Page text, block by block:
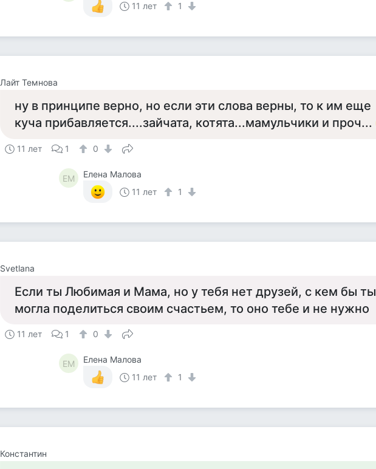
11 лет
1
Лайт Темнова
ну в принципе верно, но если эти слова верны, то к им еще
куча прибавляется....зайчата, котята...мамульчики и проч...
11 лет 1 0
ЕМ
Елена Малова
11 лет
1
Svetlana
Если ты Любимая и Мама, но у тебя нет друзей, с кем бы ты
могла поделиться своим счастьем, то оно тебе и не нужно
11 лет 1 0
ЕМ
Елена Малова
11 лет
1
Константин